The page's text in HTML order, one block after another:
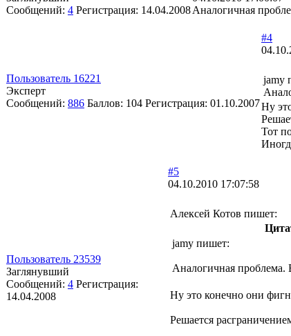
Сообщений: 4 Регистрация: 14.04.2008Аналогичная
Пользователь 16221
Эксперт
Сообщений: 886 Баллов: 104 Регистрация: 01.10.2007
#4
jamy
Ну
Тот
Пользователь 23539
Заглянувший
Сообщений: 4 Регистрация:
14.04.2008
#5
04.10.2010 17:07:58
Алексей Котов пишет:
jamy пишет:
Аналогичная проблема.
Ну это конечно они
Решается